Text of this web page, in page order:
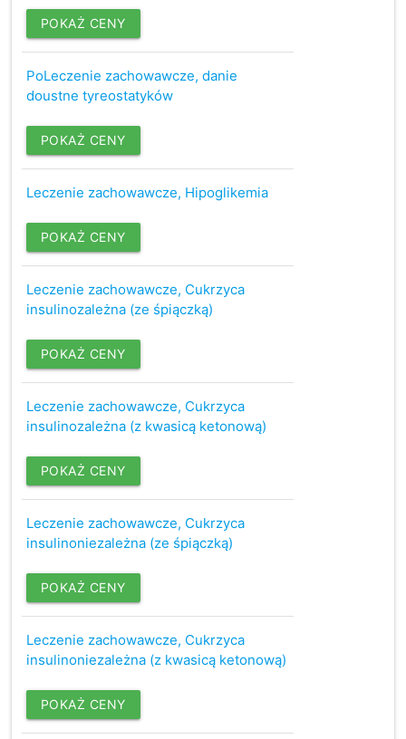
POKAŻ CENY
PoLeczenie zachowawcze, danie
doustne tyreostatyków
POKAŻ CENY
Leczenie zachowawcze, Hipoglikemia
POKAŻ CENY
Leczenie zachowawcze, Cukrzyca
insulinozależna (ze śpiączką)
POKAŻ CENY
Leczenie zachowawcze, Cukrzyca
insulinozależna (z kwasicą ketonową)
POKAŻ CENY
Leczenie zachowawcze, Cukrzyca
insulinoniezależna (ze śpiączką)
POKAŻ CENY
Leczenie zachowawcze, Cukrzyca
insulinoniezależna (z kwasicą ketonową)
POKAŻ CENY